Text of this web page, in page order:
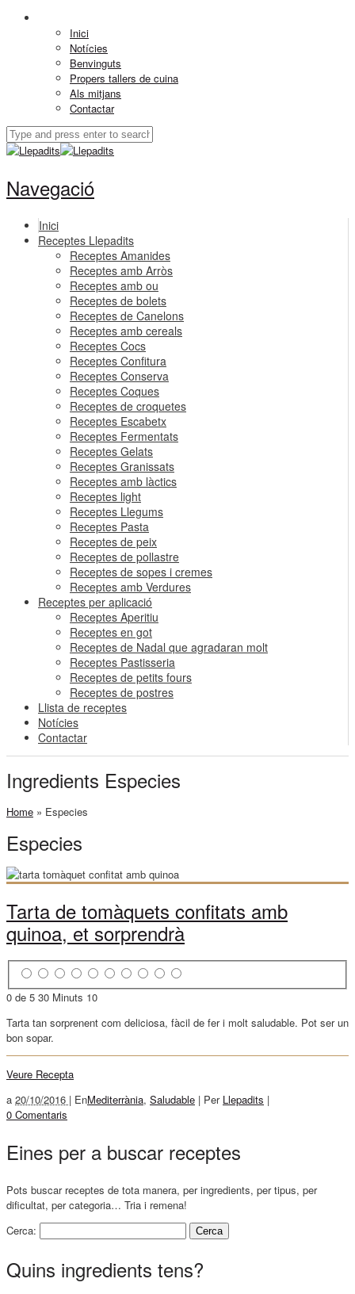
Inici
Notícies
Benvinguts
Propers tallers de cuina
Als mitjans
Contactar
Navegació
Inici
Receptes Llepadits
Receptes Amanides
Receptes amb Arròs
Receptes amb ou
Receptes de bolets
Receptes de Canelons
Receptes amb cereals
Receptes Cocs
Receptes Confitura
Receptes Conserva
Receptes Coques
Receptes de croquetes
Receptes Escabetx
Receptes Fermentats
Receptes Gelats
Receptes Granissats
Receptes amb làctics
Receptes light
Receptes Llegums
Receptes Pasta
Receptes de peix
Receptes de pollastre
Receptes de sopes i cremes
Receptes amb Verdures
Receptes per aplicació
Receptes Aperitiu
Receptes en got
Receptes de Nadal que agradaran molt
Receptes Pastisseria
Receptes de petits fours
Receptes de postres
Llista de receptes
Notícies
Contactar
Ingredients Especies
Home » Especies
Especies
Tarta de tomàquets confitats amb
quinoa, et sorprendrà
0 de 5 30 Minuts 10
Tarta tan sorprenent com deliciosa, fàcil de fer i molt saludable. Pot ser un
bon sopar.
Veure Recepta
a 20/10/2016 | EnMediterrània, Saludable | Per Llepadits |
0 Comentaris
Eines per a buscar receptes
Pots buscar receptes de tota manera, per ingredients, per tipus, per
dificultat, per categoria… Tria i remena!
Cerca:
Quins ingredients tens?